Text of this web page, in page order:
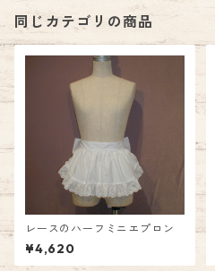
同じカテゴリの商品
レースのハーフミニエプロン
¥4,620